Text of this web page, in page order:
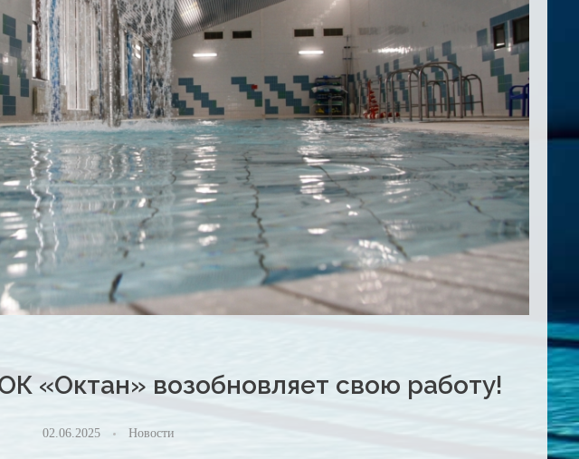
«Октан» возобновляет свою работу!
02.06.2025 Новости